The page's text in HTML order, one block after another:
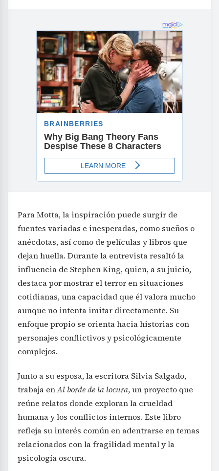
Para Motta, la inspiración puede surgir de
fuentes variadas e inesperadas, como sueños o
anécdotas, así como de películas y libros que
dejan huella. Durante la entrevista resaltó la
influencia de Stephen King, quien, a su juicio,
destaca por mostrar el terror en situaciones
cotidianas, una capacidad que él valora mucho
aunque no intenta imitar directamente. Su
enfoque propio se orienta hacia historias con
personajes conflictivos y psicológicamente
complejos.
Junto a su esposa, la escritora Silvia Salgado,
trabaja enAl borde de la locura, un proyecto que
reúne relatos donde exploran la crueldad
humana y los conflictos internos. Este libro
refleja su interés común en adentrarse en temas
relacionados con la fragilidad mental y la
psicología oscura.